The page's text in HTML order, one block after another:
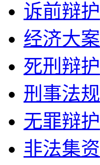
诉前辩护
经济大案
死刑辩护
刑事法规
无罪辩护
非法集资